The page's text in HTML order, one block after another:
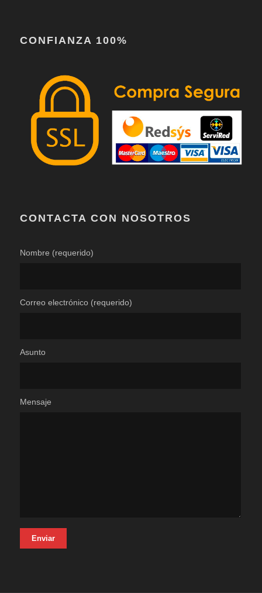
CONFIANZA 100%
CONTACTA CON NOSOTROS
Nombre (requerido)
Correo electrónico (requerido)
Asunto
Mensaje